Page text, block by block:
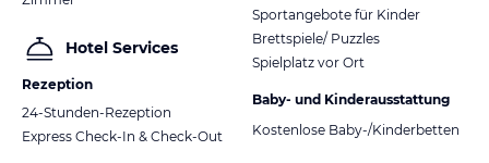
Hotel Services
Rezeption
24-Stunden-Rezeption
Express Check-In & Check-Out
Sportangebote für Kinder
Brettspiele/ Puzzles
Spielplatz vor Ort
Baby- und Kinderausstattung
Kostenlose Baby-/Kinderbetten